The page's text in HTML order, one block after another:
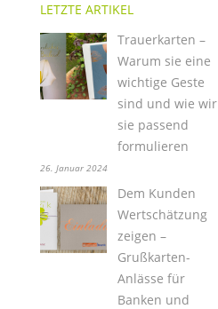
LETZTE ARTIKEL
Trauerkarten –
Warum sie eine
wichtige Geste
sind und wie wir
sie passend
formulieren
26. Januar 2024
Dem Kunden
Wertschätzung
zeigen –
Grußkarten-
Anlässe für
Banken und